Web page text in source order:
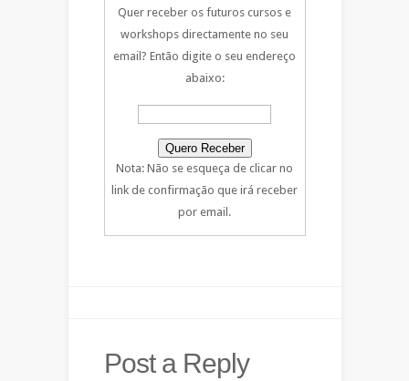
Quer receber os futuros cursos e
workshops directamente no seu
email? Então digite o seu endereço
abaixo:
Nota: Não se esqueça de clicar no
link de confirmação que irá receber
por email.
Post a Reply